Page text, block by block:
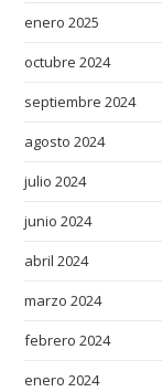
enero 2025
octubre 2024
septiembre 2024
agosto 2024
julio 2024
junio 2024
abril 2024
marzo 2024
febrero 2024
enero 2024